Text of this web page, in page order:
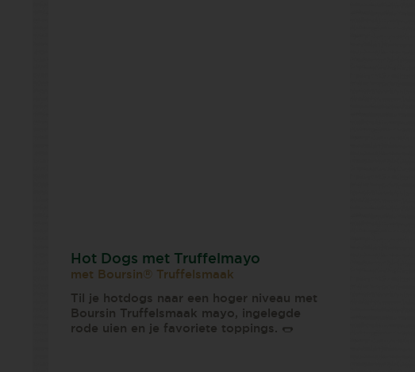
Hot Dogs met Truffelmayo
met Boursin® Truffelsmaak
Til je hotdogs naar een hoger niveau met
Boursin Truffelsmaak mayo, ingelegde
rode uien en je favoriete toppings. 🌭